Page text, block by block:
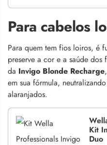
Para cabelos
Para quem tem fios loiros, é
preserve a cor e a saúde
da Invigo Blonde Recharge
em sua fórmula,
alaranjados.
Kit
Duo